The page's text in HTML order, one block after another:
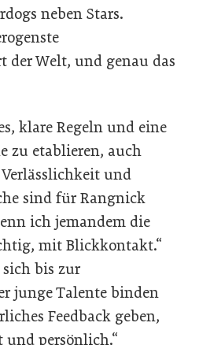
neben Stars.
der Welt, und genau das
klare Regeln und eine
zu etablieren, auch
und
sind für Rangnick
ich jemandem die
mit Blickkontakt.“
bis zur
junge Talente binden
Feedback geben,
persönlich.“